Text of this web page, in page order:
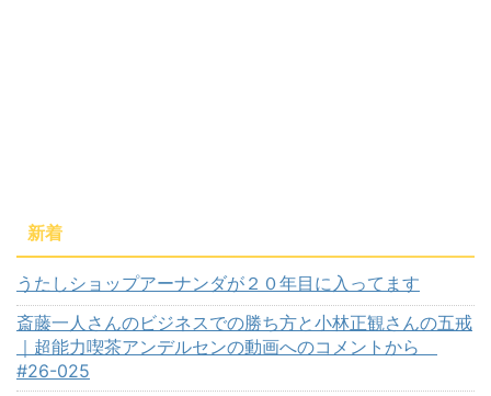
新着
うたしショップアーナンダが２０年目に入ってます
斎藤一人さんのビジネスでの勝ち方と小林正観さんの五戒
｜超能力喫茶アンデルセンの動画へのコメントから
#26-025